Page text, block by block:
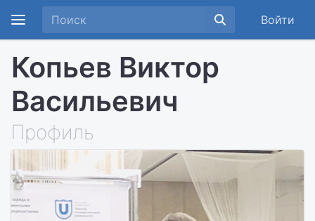
Войти
Копьев Виктор
Васильевич
Профиль